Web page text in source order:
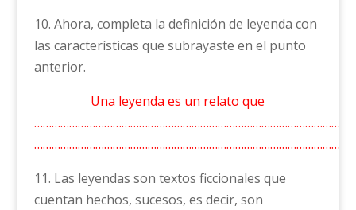
10. Ahora, completa la definición de leyenda con
las características que subrayaste en el punto
anterior.
Una leyenda es un relato que
11. Las leyendas son textos ficcionales que
cuentan hechos, sucesos, es decir, son